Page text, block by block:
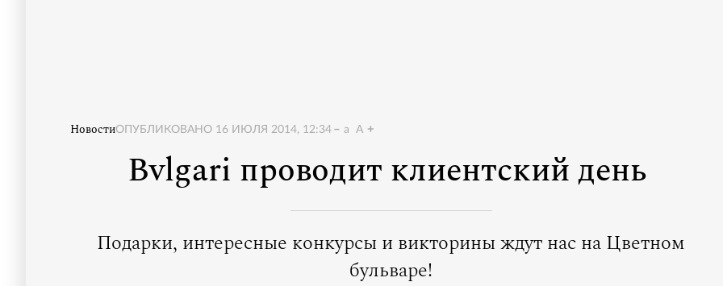
НовостиОПУБЛИКОВАНО 16 ИЮЛЯ 2014, 12:34 a A
Bvlgari проводит клиентский день
Подарки, интересные конкурсы и викторины ждут нас на Цветном
бульваре!